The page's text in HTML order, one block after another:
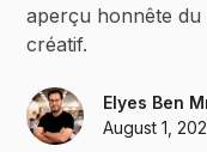
aperçu honnête
créatif.
Elyes Ben
August 1,